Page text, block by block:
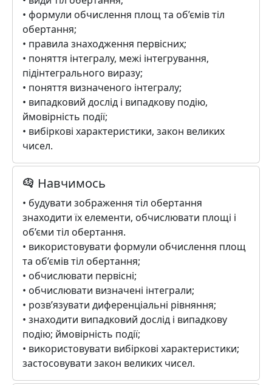
• формули обчислення площ та об’ємів тіл
обертання;
• правила знаходження первісних;
• поняття інтегралу, межі інтегрування,
підінтегрального виразу;
• поняття визначеного інтегралу;
• випадковий дослід і випадкову подію,
ймовірність події;
• вибіркові характеристики, закон великих
чисел.
Навчимось
• будувати зображення тіл обертання
знаходити їх елементи, обчислювати площі і
об’єми тіл обертання.
• використовувати формули обчислення площ
та об’ємів тіл обертання;
• обчислювати первісні;
• обчислювати визначені інтеграли;
• розв’язувати диференціальні рівняння;
• знаходити випадковий дослід і випадкову
подію; ймовірність події;
• використовувати вибіркові характеристики;
застосовувати закон великих чисел.